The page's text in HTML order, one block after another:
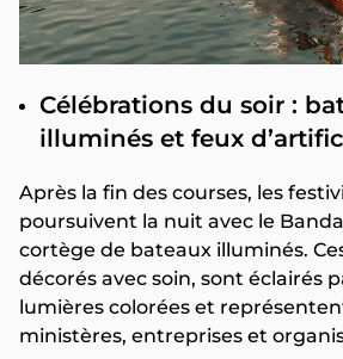
Célébrations du soir :
illuminés et feux
Après la fin des courses, les
poursuivent la nuit avec le
cortège de bateaux illuminés.
décorés avec soin, sont éclairés
lumières colorées et
ministères, entreprises et